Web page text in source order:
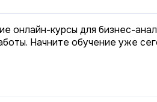
онлайн-курсы для бизнес-
Начните обучение уже